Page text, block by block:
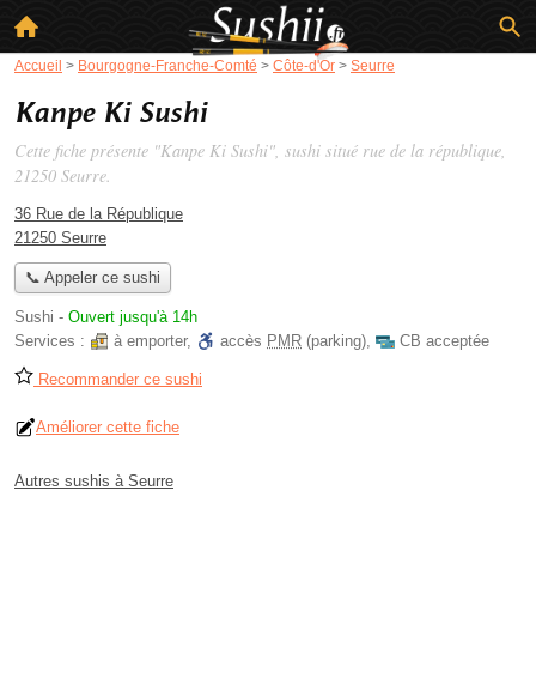
Accueil > Bourgogne-Franche-Comté > Côte-d'Or > Seurre
Kanpe Ki Sushi
Cette fiche présente "Kanpe Ki Sushi", sushi situé rue de la république,
21250 Seurre.
36 Rue de la République
21250 Seurre
📞 Appeler ce sushi
Sushi - Ouvert jusqu'à 14h
Services :
à emporter, accès PMR (parking), CB acceptée
Recommander ce sushi
Améliorer cette fiche
Autres sushis à Seurre